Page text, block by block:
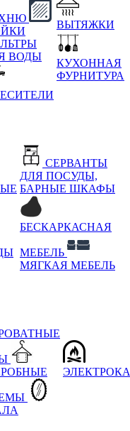
ВОДЫ
ВЫТЯЖКИ
КУХОННАЯ
ФУРНИТУРА
СЕРВАНТЫ
ДЛЯ ПОСУДЫ,
БАРНЫЕ ШКАФЫ
БЕСКАРКАСНАЯ
МЕБЕЛЬ
МЯГКАЯ МЕБЕЛЬ